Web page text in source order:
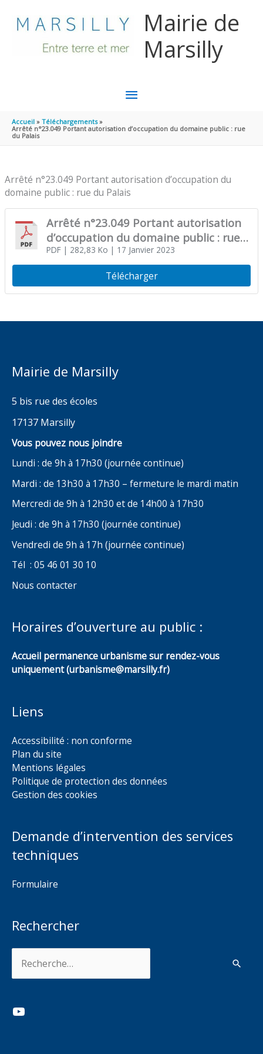
Mairie de
Marsilly
MENU
PRINCIPAL
Accueil
Téléchargements
Arrêté n°23.049 Portant autorisation d’occupation du domaine public : rue
du Palais
Arrêté n°23.049 Portant autorisation d’occupation du
domaine public : rue du Palais
Arrêté n°23.049 Portant autorisation
d’occupation du domaine public : rue
du Palais
PDF| 282,83 Ko | 17 Janvier 2023
Télécharger
Mairie de Marsilly
5 bis rue des écoles
17137 Marsilly
Vous pouvez nous joindre
Lundi : de 9h à 17h30 (journée continue)
Mardi : de 13h30 à 17h30 – fermeture le mardi matin
Mercredi de 9h à 12h30 et de 14h00 à 17h30
Jeudi : de 9h à 17h30 (journée continue)
Vendredi de 9h à 17h (journée continue)
Tél : 05 46 01 30 10
Nous contacter
Horaires d’ouverture au public :
Accueil permanence urbanisme sur rendez-vous
uniquement (urbanisme@marsilly.fr)
Liens
Accessibilité : non conforme
Plan du site
Mentions légales
Politique de protection des données
Gestion des cookies
Demande d’intervention des services
techniques
Formulaire
Rechercher
YouTube